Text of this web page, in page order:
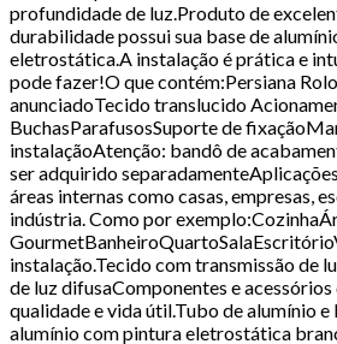
profundidade de luz.Produto de
durabilidade possui sua base de
eletrostática.A instalação é prática e
pode fazer!O que contém:Persiana
anunciadoTecido translucido
BuchasParafusosSuporte de
instalaçãoAtenção: bandô de
ser adquirido
áreas internas como casas, empresas,
indústria. Como por
instalação.Tecido com transmissão de
de luz difusaComponentes e
qualidade e vida útil.Tubo de alumínio
alumínio com pintura eletrostática